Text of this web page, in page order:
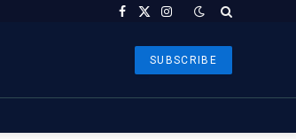
Facebook
X
Instagram
SUBSCRIBE